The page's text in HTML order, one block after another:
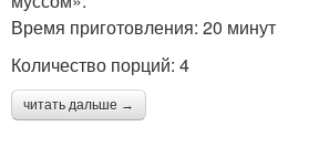
Время приготовления: 20 минут
Количество порций: 4
читать дальше →